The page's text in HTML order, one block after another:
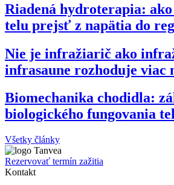
Riadená hydroterapia: ako
telu prejsť z napätia do
Nie je infražiarič ako
infrasaune rozhoduje viac
Biomechanika chodidla:
biologického fungovania
Všetky články
Rezervovať termín zažitia
Kontakt